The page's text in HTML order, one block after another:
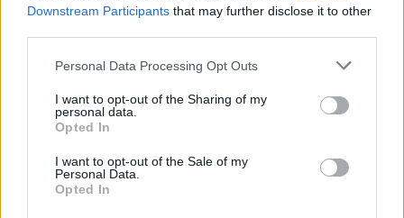
Downstream Participants that may further disclose it to other
Please note that this website/app uses one or more Google
not limited to your visit or usage behaviour. You may click to
grant or deny consent to Google and its third-party tags to
use your data for below specified purposes in below Google
consent section.
Personal Data Processing Opt Outs
I want to opt-out of the Sharing of my
personal data.
Opted In
I want to opt-out of the Sale of my
Personal Data.
Opted In
interrogarsi su una società in cui siamo costretti a
sacrificare la nostra privacy per sentirci più al sicuro.
È giusto? E soprattutto, a che prezzo?
Precedente
Due morti in